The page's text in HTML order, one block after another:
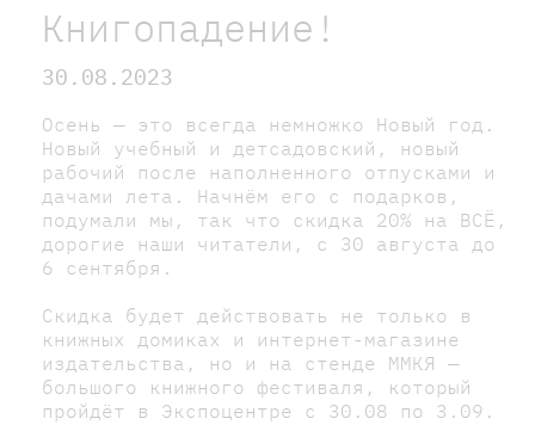
Книгопадение!
30.08.2023
Осень — это всегда немножко Новый год.
Новый учебный и детсадовский, новый
рабочий после наполненного отпусками и
дачами лета. Начнём его с подарков,
подумали мы, так что скидка 20% на ВСЁ,
дорогие наши читатели, с 30 августа до
6 сентября.
Скидка будет действовать не только в
книжных домиках и интернет-магазине
издательства, но и на стенде ММКЯ —
большого книжного фестиваля, который
пройдёт в Экспоцентре с 30.08 по 3.09.